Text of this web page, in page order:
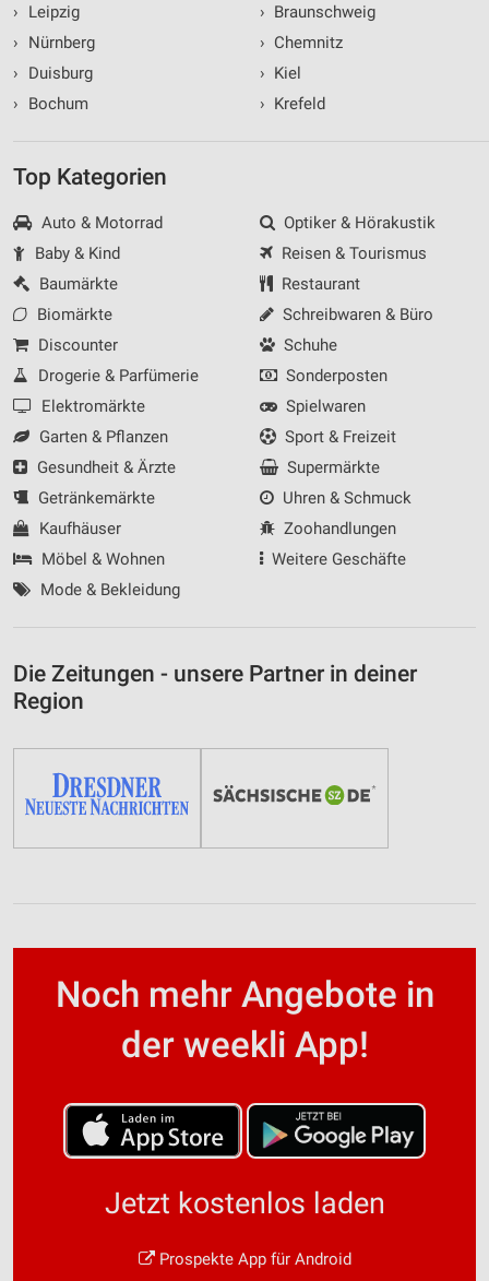
›
Leipzig
›
Nürnberg
›
Duisburg
›
Bochum
› Braunschweig
› Chemnitz
› Kiel
› Krefeld
Top Kategorien
Auto & Motorrad
Baby & Kind
Baumärkte
Biomärkte
Discounter
Drogerie & Parfümerie
Elektromärkte
Garten & Pflanzen
Gesundheit & Ärzte
Getränkemärkte
Kaufhäuser
Möbel & Wohnen
Mode & Bekleidung
Optiker & Hörakustik
Reisen & Tourismus
Restaurant
Schreibwaren & Büro
Schuhe
Sonderposten
Spielwaren
Sport & Freizeit
Supermärkte
Uhren & Schmuck
Zoohandlungen
Weitere Geschäfte
Die Zeitungen - unsere Partner in deiner
Region
Noch mehr Angebote in
der weekli App!
Jetzt kostenlos laden
Prospekte App für Android